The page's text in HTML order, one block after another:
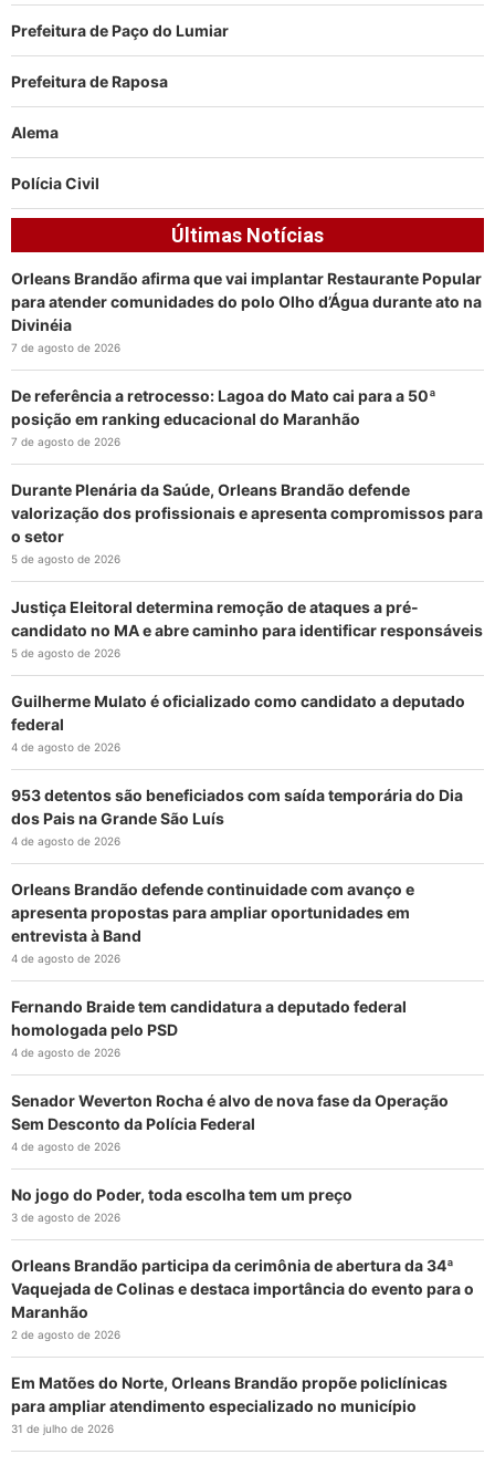
Prefeitura de Paço do Lumiar
Prefeitura de Raposa
Alema
Polícia Civil
Últimas Notícias
Orleans Brandão afirma que vai implantar Restaurante Popular
para atender comunidades do polo Olho d’Água durante ato na
Divinéia
7 de agosto de 2026
De referência a retrocesso: Lagoa do Mato cai para a 50ª
posição em ranking educacional do Maranhão
7 de agosto de 2026
Durante Plenária da Saúde, Orleans Brandão defende
valorização dos profissionais e apresenta compromissos para
o setor
5 de agosto de 2026
Justiça Eleitoral determina remoção de ataques a pré-
candidato no MA e abre caminho para identificar responsáveis
5 de agosto de 2026
Guilherme Mulato é oficializado como candidato a deputado
federal
4 de agosto de 2026
953 detentos são beneficiados com saída temporária do Dia
dos Pais na Grande São Luís
4 de agosto de 2026
Orleans Brandão defende continuidade com avanço e
apresenta propostas para ampliar oportunidades em
entrevista à Band
4 de agosto de 2026
Fernando Braide tem candidatura a deputado federal
homologada pelo PSD
4 de agosto de 2026
Senador Weverton Rocha é alvo de nova fase da Operação
Sem Desconto da Polícia Federal
4 de agosto de 2026
No jogo do Poder, toda escolha tem um preço
3 de agosto de 2026
Orleans Brandão participa da cerimônia de abertura da 34ª
Vaquejada de Colinas e destaca importância do evento para o
Maranhão
2 de agosto de 2026
Em Matões do Norte, Orleans Brandão propõe policlínicas
para ampliar atendimento especializado no município
31 de julho de 2026